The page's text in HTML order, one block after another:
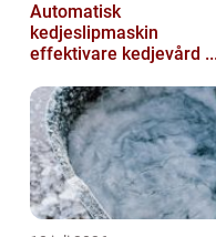
Automatisk
kedjeslipmaskin
effektivare kedjevård